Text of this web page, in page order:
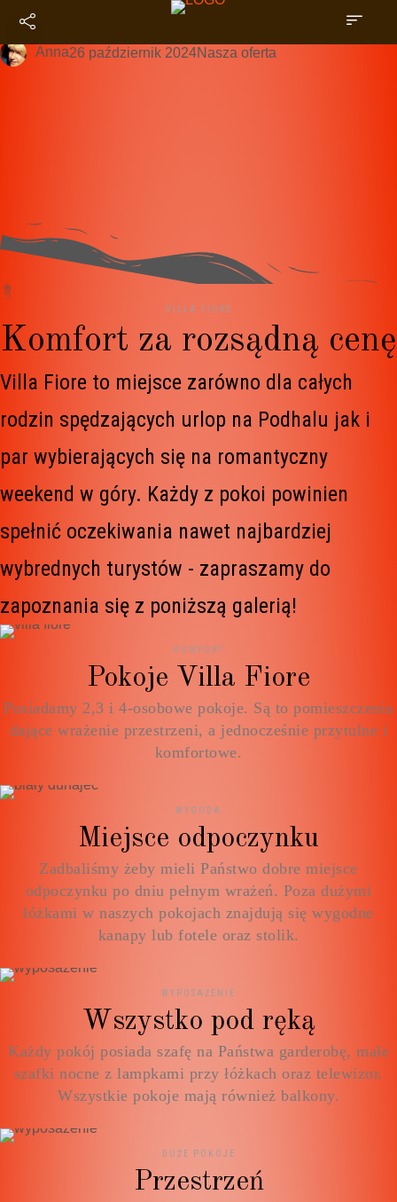
Nasze pokoje
Anna26 październik 2024Nasza oferta
VILLA FIORE
Komfort za rozsądną cenę
Villa Fiore to miejsce zarówno dla całych
rodzin spędzających urlop na Podhalu jak i
par wybierających się na romantyczny
weekend w góry. Każdy z pokoi powinien
spełnić oczekiwania nawet najbardziej
wybrednych turystów - zapraszamy do
zapoznania się z poniższą galerią!
KOMFORT
Pokoje Villa Fiore
Posiadamy 2,3 i 4-osobowe pokoje. Są to pomieszczenia
dające wrażenie przestrzeni, a jednocześnie przytulne i
komfortowe.
WYGODA
Miejsce odpoczynku
Zadbaliśmy żeby mieli Państwo dobre miejsce
odpoczynku po dniu pełnym wrażeń. Poza dużymi
łóżkami w naszych pokojach znajdują się wygodne
kanapy lub fotele oraz stolik.
WYPOSAŻENIE
Wszystko pod ręką
Każdy pokój posiada szafę na Państwa garderobę, małe
szafki nocne z lampkami przy łóżkach oraz telewizor.
Wszystkie pokoje mają również balkony.
DUŻE POKOJE
Przestrzeń